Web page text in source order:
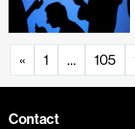
« 1 … 105
Contact